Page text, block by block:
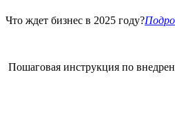
Что ждет бизнес в 2025 году?
Пошаговая инструкция по